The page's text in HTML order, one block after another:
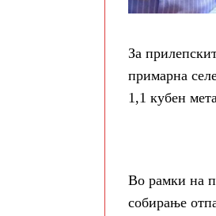
За
примарна
1,1 кубен
Во рамки на
собирање